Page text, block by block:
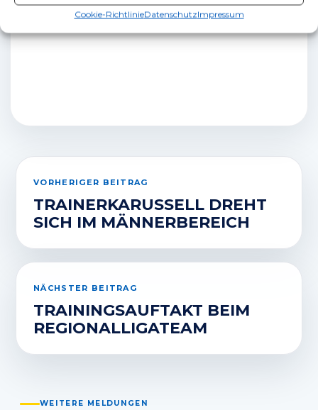
Cookie-RichtlinieDatenschutzImpressum
VORHERIGER BEITRAG
TRAINERKARUSSELL DREHT
SICH IM MÄNNERBEREICH
NÄCHSTER BEITRAG
TRAININGSAUFTAKT BEIM
REGIONALLIGATEAM
WEITERE MELDUNGEN